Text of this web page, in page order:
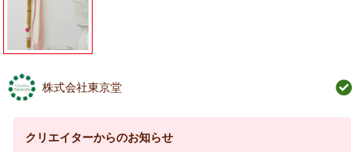
株式会社東京堂
クリエイターからのお知らせ